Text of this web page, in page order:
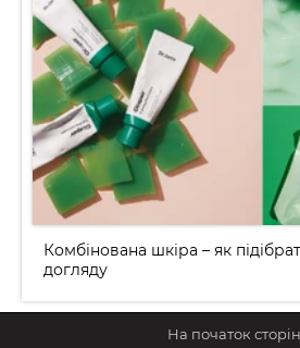
Комбінована шкіра – як
догляду